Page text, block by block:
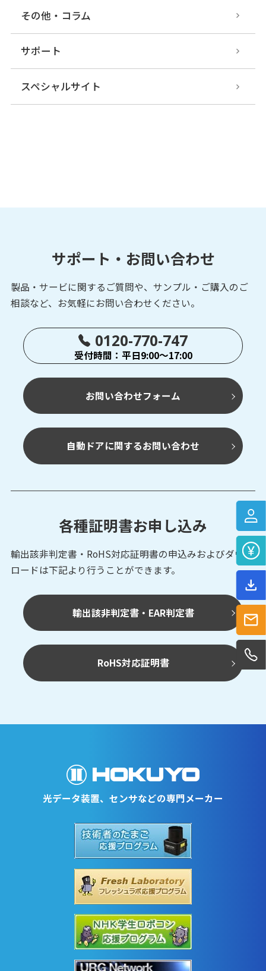
その他・コラム
サポート
スペシャルサイト
サポート・お問い合わせ
製品・サービに関するご質問や、サンプル・ご購入の ご
相談など、お気軽にお問い合わせください。
0120-770-747
受付時間：平日9:00～17:00
お問い合わせフォーム
自動ドアに関するお問い合わせ
各種証明書お申し込み
輸出該非判定書・RoHS対応証明書の申込みおよびダウン
ロードは下記より行うことができます。
輸出該非判定書・EAR判定書
RoHS対応証明書
光データ装置、センサなどの専門メーカー